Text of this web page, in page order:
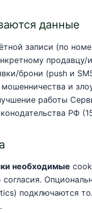
данные
записи (по
продавцу/
брони (push и
и
работы
РФ
необходимые
подключаются